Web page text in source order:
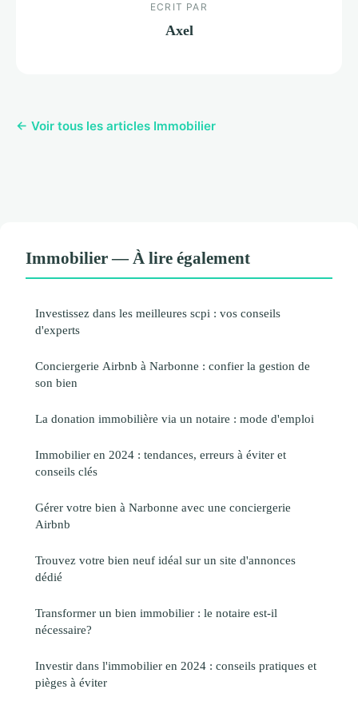
ECRIT PAR
Axel
← Voir tous les articles Immobilier
Immobilier — À lire également
Investissez dans les meilleures scpi : vos conseils
d'experts
Conciergerie Airbnb à Narbonne : confier la gestion de
son bien
La donation immobilière via un notaire : mode d'emploi
Immobilier en 2024 : tendances, erreurs à éviter et
conseils clés
Gérer votre bien à Narbonne avec une conciergerie
Airbnb
Trouvez votre bien neuf idéal sur un site d'annonces
dédié
Transformer un bien immobilier : le notaire est-il
nécessaire?
Investir dans l'immobilier en 2024 : conseils pratiques et
pièges à éviter